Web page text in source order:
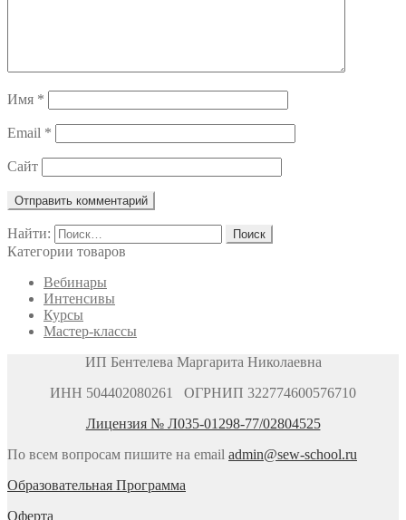
Имя *
Email *
Сайт
Найти:
Категории товаров
Вебинары
Интенсивы
Курсы
Мастер-классы
ИП Бентелева Маргарита Николаевна
ИНН 504402080261 ОГРНИП 322774600576710
Лицензия № Л035-01298-77/02804525
По всем вопросам пишите на email admin@sew-school.ru
Образовательная Программа
Оферта